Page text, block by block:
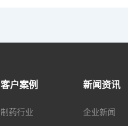
客户案例
制药行业
新闻资讯
企业新闻